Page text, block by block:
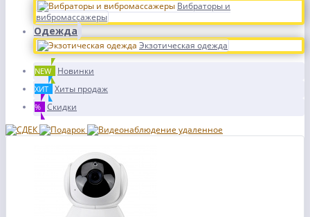
Вибраторы и
вибромассажеры
Одежда
Экзотическая одежда
NEW Новинки
ХИТ Хиты продаж
% Скидки